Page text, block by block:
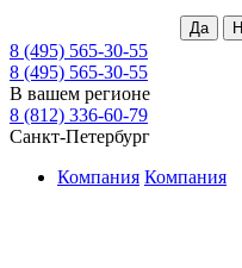
8 (495) 565-30-55
8 (495) 565-30-55
В вашем регионе
8 (812) 336-60-79
Санкт-Петербург
Компания Компания